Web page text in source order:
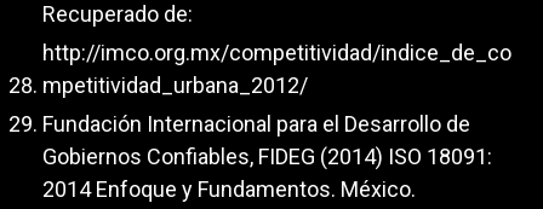
Recuperado de:
http://imco.org.mx/competitividad/indice_de_co
mpetitividad_urbana_2012/
Fundación Internacional para el Desarrollo de
Gobiernos Confiables, FIDEG (2014) ISO 18091:
2014 Enfoque y Fundamentos. México.